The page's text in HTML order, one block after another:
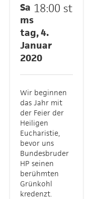
18:00 st
Sa
ms
tag, 4.
Januar
2020
Wir beginnen
das Jahr mit
der Feier der
Heiligen
Eucharistie,
bevor uns
Bundesbruder
HP seinen
berühmten
Grünkohl
kredenzt.